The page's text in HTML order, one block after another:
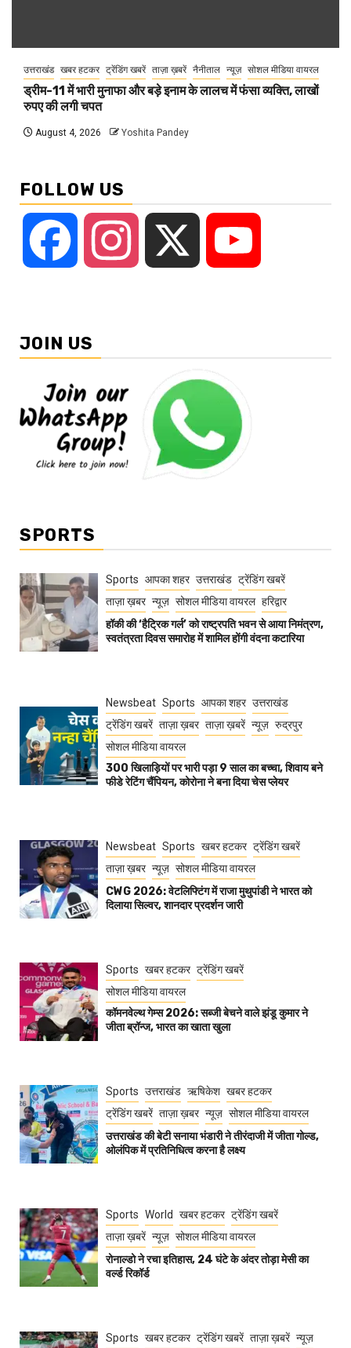
उत्तराखंड खबर हटकर ट्रेंडिंग खबरें ताज़ा ख़बरें नैनीताल न्यूज़ सोशल मीडिया वायरल
ड्रीम-11 में भारी मुनाफा और बड़े इनाम के लालच में फंसा व्यक्ति, लाखों
रुपए की लगी चपत
August 4, 2026 Yoshita Pandey
FOLLOW US
Facebook Instagram
JOIN US
SPORTS
Sports आपका शहर उत्तराखंड ट्रेंडिंग खबरें
ताज़ा ख़बर न्यूज़ सोशल मीडिया वायरल हरिद्वार
हॉकी की ‘हैट्रिक गर्ल’ को राष्ट्रपति भवन से आया निमंत्रण,
स्वतंत्रता दिवस समारोह में शामिल होंगी वंदना कटारिया
Newsbeat Sports आपका शहर उत्तराखंड
ट्रेंडिंग खबरें ताज़ा ख़बर ताज़ा ख़बरें न्यूज़ रुद्रपुर
सोशल मीडिया वायरल
300 खिलाड़ियों पर भारी पड़ा 9 साल का बच्चा, शिवाय बने
फीडे रेटिंग चैंपियन, कोरोना ने बना दिया चेस प्लेयर
Newsbeat Sports खबर हटकर ट्रेंडिंग खबरें
ताज़ा ख़बर न्यूज़ सोशल मीडिया वायरल
CWG 2026: वेटलिफ्टिंग में राजा मुथुपांडी ने भारत को
दिलाया सिल्वर, शानदार प्रदर्शन जारी
Sports खबर हटकर ट्रेंडिंग खबरें
सोशल मीडिया वायरल
कॉमनवेल्थ गेम्स 2026: सब्जी बेचने वाले झंडू कुमार ने
जीता ब्रॉन्ज, भारत का खाता खुला
Sports उत्तराखंड ऋषिकेश खबर हटकर
ट्रेंडिंग खबरें ताज़ा ख़बर न्यूज़ सोशल मीडिया वायरल
उत्तराखंड की बेटी सनाया भंडारी ने तीरंदाजी में जीता गोल्ड,
ओलंपिक में प्रतिनिधित्व करना है लक्ष्य
Sports World खबर हटकर ट्रेंडिंग खबरें
ताज़ा ख़बरें न्यूज़ सोशल मीडिया वायरल
रोनाल्डो ने रचा इतिहास, 24 घंटे के अंदर तोड़ा मेसी का
वर्ल्ड रिकॉर्ड
Sports खबर हटकर ट्रेंडिंग खबरें ताज़ा ख़बरें न्यूज़